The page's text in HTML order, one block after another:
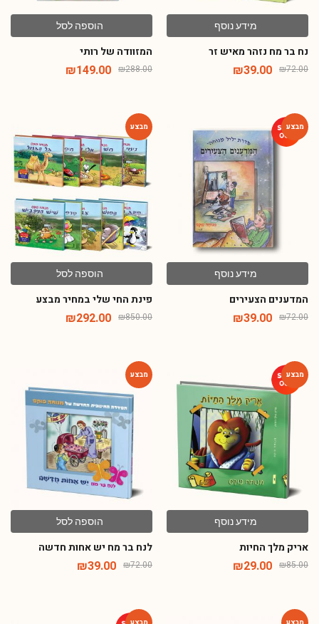
מידע נוסף
נח בר מח נזהר מאיש זר
₪72.00
₪39.00
הוספה לסל
המזוודה של רותי
₪288.00
₪149.00
מידע נוסף
המדענים הצעירים
₪72.00
₪39.00
-66%
הוספה לסל
פינת החי שלי במחיר מבצע
₪850.00
₪292.00
מידע נוסף
אריק מלך החיות
₪85.00
₪29.00
הוספה לסל
לנח בר מח יש אחות חדשה
₪72.00
₪39.00
מזמינה אתכם להצטרף למועדון הלקוחות
שלי!
הכניסו פרטים וקבלו מתנה 10% הנחה לרכישה
הראשונה באתר